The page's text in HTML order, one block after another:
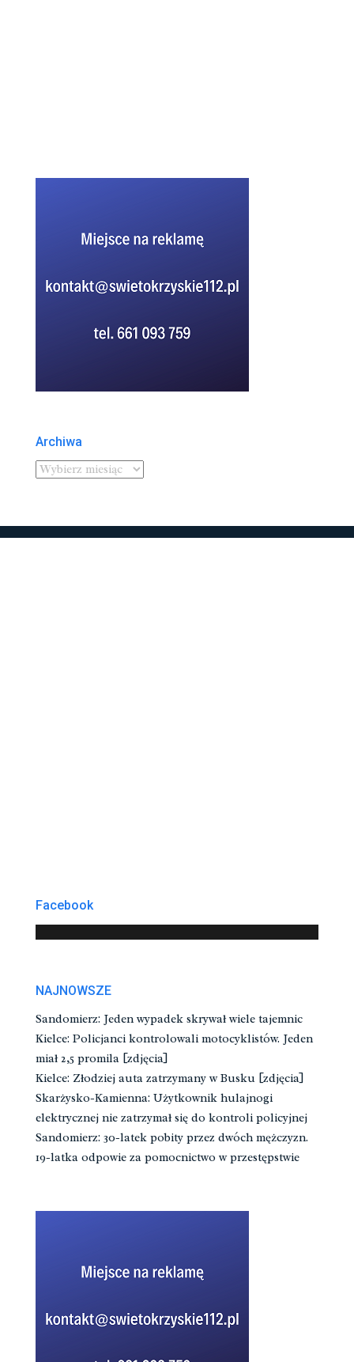
Archiwa
Facebook
NAJNOWSZE
Sandomierz: Jeden wypadek skrywał wiele tajemnic
Kielce: Policjanci kontrolowali motocyklistów. Jeden
miał 2,5 promila [zdjęcia]
Kielce: Złodziej auta zatrzymany w Busku [zdjęcia]
Skarżysko-Kamienna: Użytkownik hulajnogi
elektrycznej nie zatrzymał się do kontroli policyjnej
Sandomierz: 30-latek pobity przez dwóch mężczyzn.
19-latka odpowie za pomocnictwo w przestępstwie